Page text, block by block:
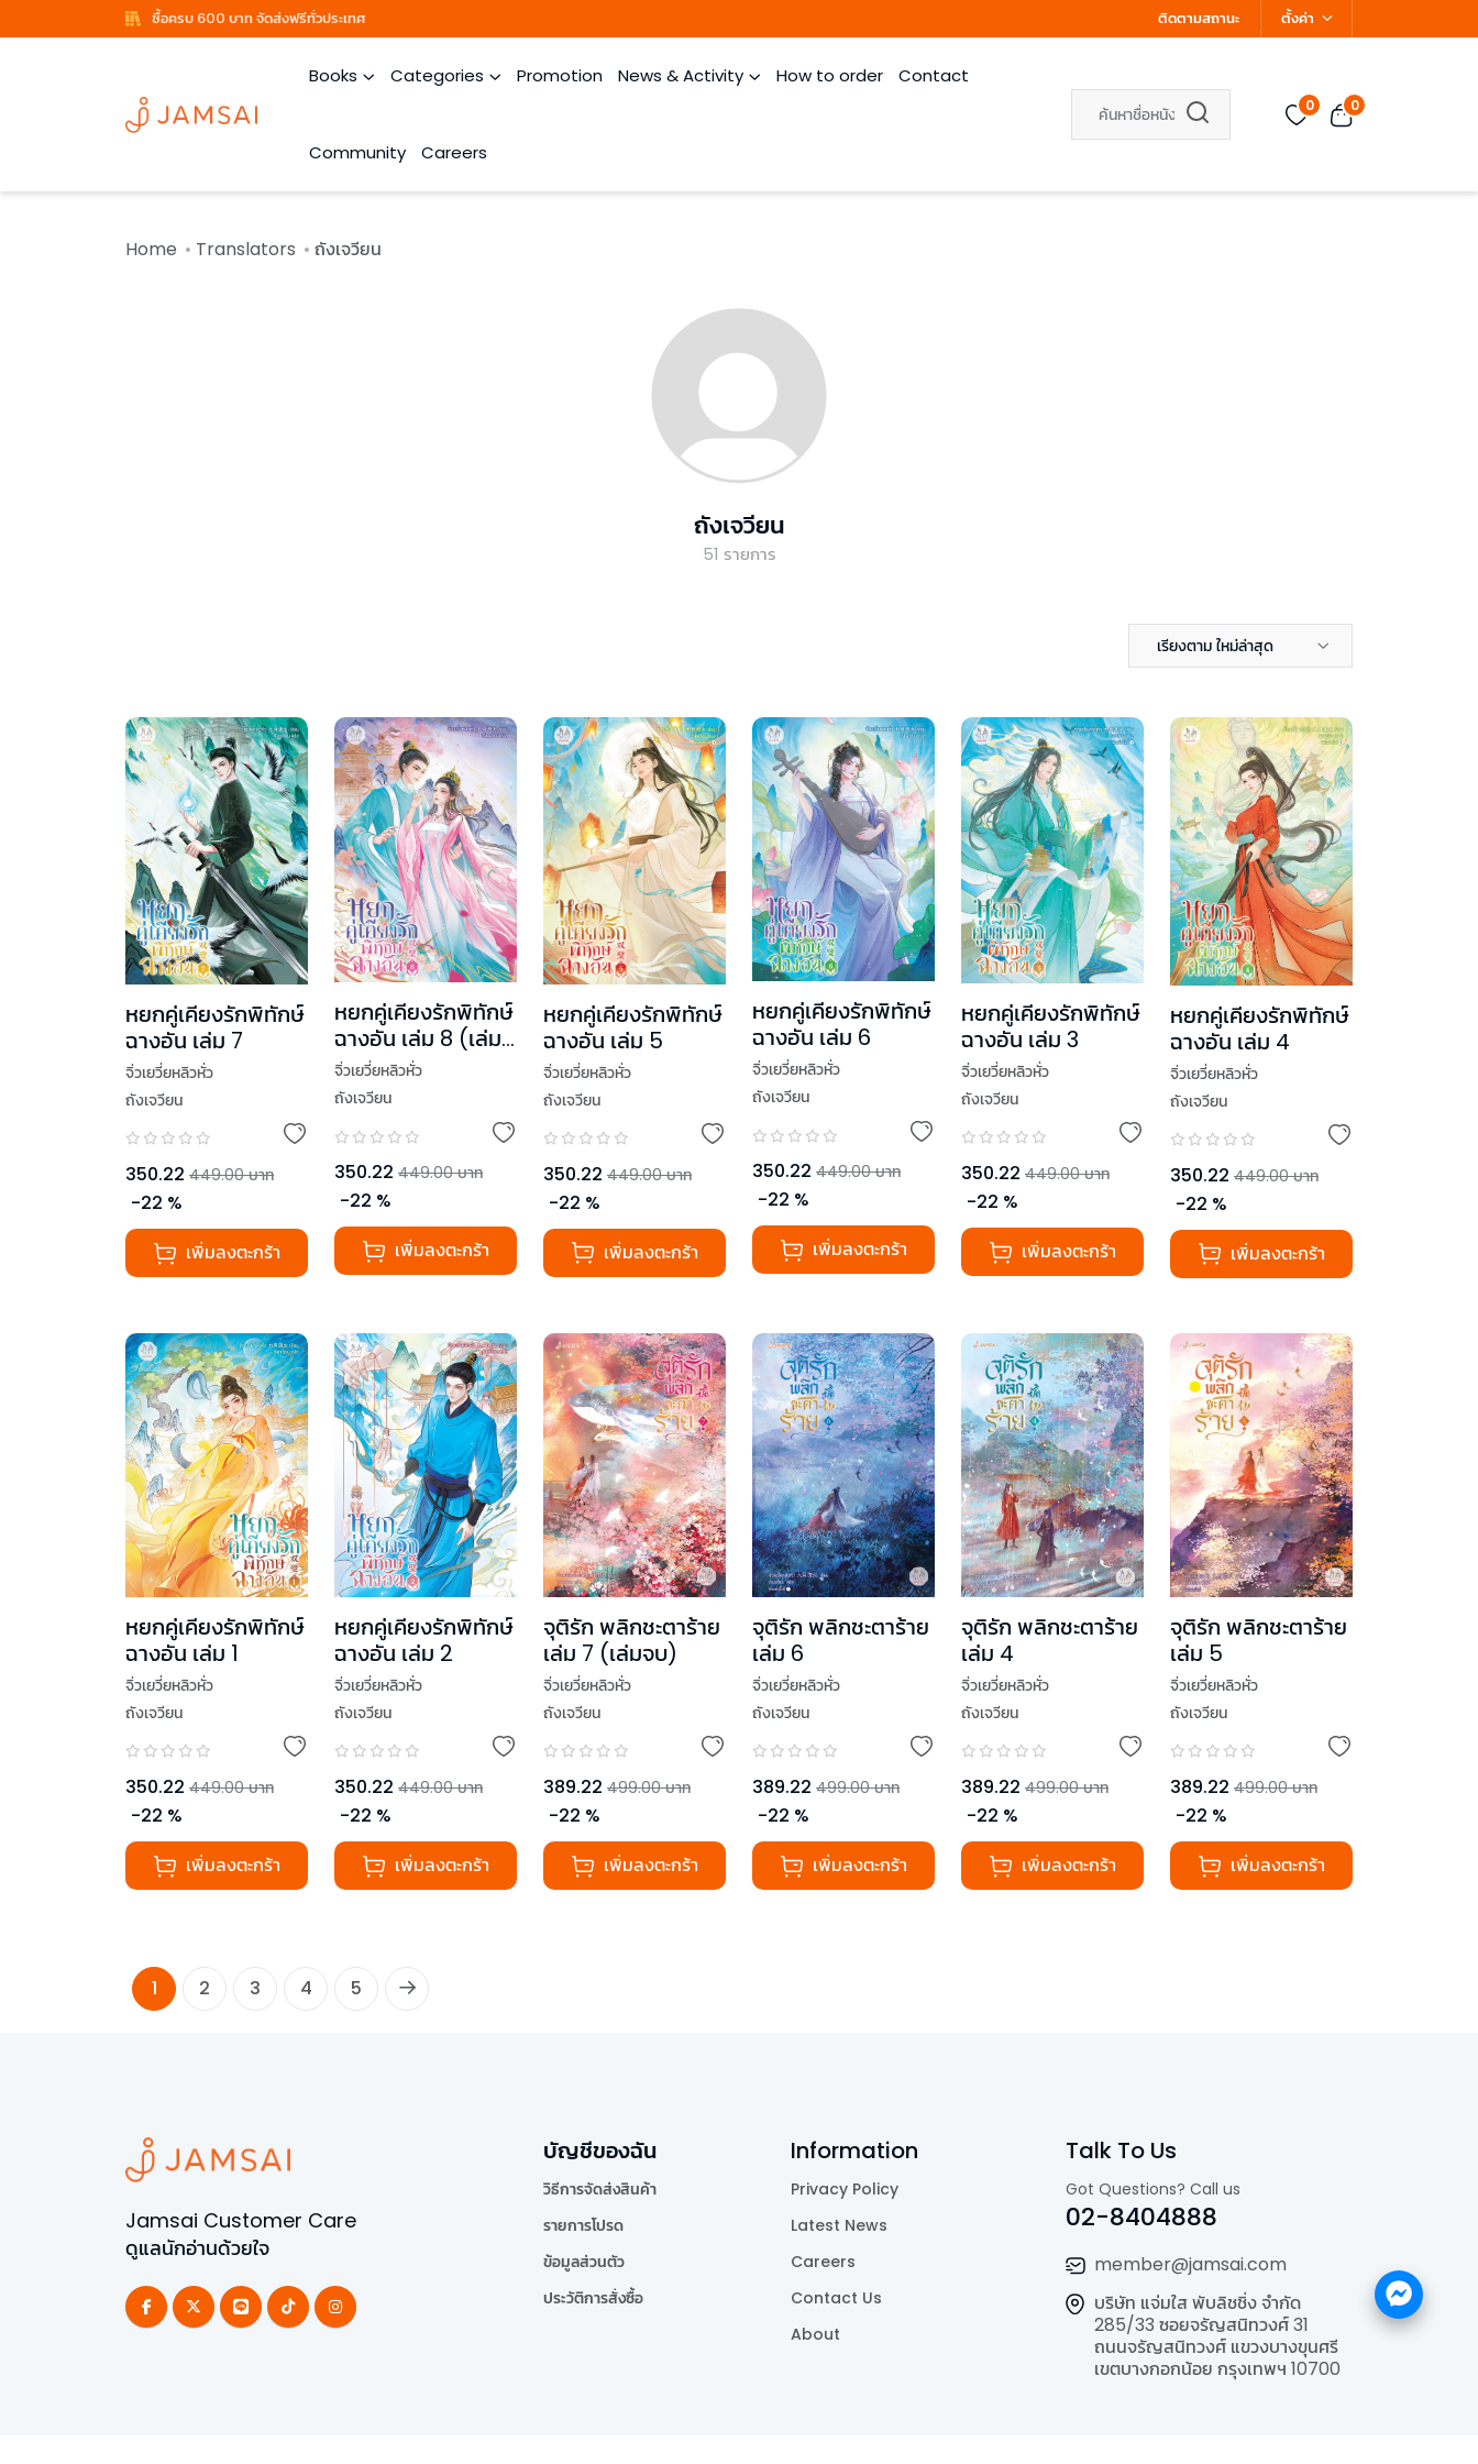
ซื้อครบ 600 บาท จัดส่งฟรีทั่วประเทศ ติดตามสถานะ ตั้งค่า
Books Categories Promotion News & Activity How to order Contact
Community Careers
0 0
Home Translators ถังเจวียน
ถังเจวียน
51 รายการ
เรียงตาม ใหม่ล่าสุด
หยกคู่เคียงรักพิทักษ์
ฉางอัน เล่ม 7
จิ่วเยวี่ยหลิวหั่ว
ถังเจวียน
350.22 449.00 บาท
-22 %
เพิ่มลงตะกร้า
หยกคู่เคียงรักพิทักษ์
ฉางอัน เล่ม 8 (เล่ม
จบ)
จิ่วเยวี่ยหลิวหั่ว
ถังเจวียน
350.22 449.00 บาท
-22 %
เพิ่มลงตะกร้า
หยกคู่เคียงรักพิทักษ์
ฉางอัน เล่ม 5
จิ่วเยวี่ยหลิวหั่ว
ถังเจวียน
350.22 449.00 บาท
-22 %
เพิ่มลงตะกร้า
หยกคู่เคียงรักพิทักษ์
ฉางอัน เล่ม 6
จิ่วเยวี่ยหลิวหั่ว
ถังเจวียน
350.22 449.00 บาท
-22 %
เพิ่มลงตะกร้า
หยกคู่เคียงรักพิทักษ์
ฉางอัน เล่ม 3
จิ่วเยวี่ยหลิวหั่ว
ถังเจวียน
350.22 449.00 บาท
-22 %
เพิ่มลงตะกร้า
หยกคู่เคียงรักพิทักษ์
ฉางอัน เล่ม 4
จิ่วเยวี่ยหลิวหั่ว
ถังเจวียน
350.22 449.00 บาท
-22 %
เพิ่มลงตะกร้า
หยกคู่เคียงรักพิทักษ์
ฉางอัน เล่ม 1
จิ่วเยวี่ยหลิวหั่ว
ถังเจวียน
350.22 449.00 บาท
-22 %
เพิ่มลงตะกร้า
หยกคู่เคียงรักพิทักษ์
ฉางอัน เล่ม 2
จิ่วเยวี่ยหลิวหั่ว
ถังเจวียน
350.22 449.00 บาท
-22 %
เพิ่มลงตะกร้า
จุติรัก พลิกชะตาร้าย
เล่ม 7 (เล่มจบ)
จิ่วเยวี่ยหลิวหั่ว
ถังเจวียน
389.22 499.00 บาท
-22 %
เพิ่มลงตะกร้า
จุติรัก พลิกชะตาร้าย
เล่ม 6
จิ่วเยวี่ยหลิวหั่ว
ถังเจวียน
389.22 499.00 บาท
-22 %
เพิ่มลงตะกร้า
จุติรัก พลิกชะตาร้าย
เล่ม 4
จิ่วเยวี่ยหลิวหั่ว
ถังเจวียน
389.22 499.00 บาท
-22 %
เพิ่มลงตะกร้า
จุติรัก พลิกชะตาร้าย
เล่ม 5
จิ่วเยวี่ยหลิวหั่ว
ถังเจวียน
389.22 499.00 บาท
-22 %
เพิ่มลงตะกร้า
1 2 3 4 5
Jamsai Customer Care
ดูแลนักอ่านด้วยใจ
บัญชีของฉัน
วิธีการจัดส่งสินค้า
รายการโปรด
ข้อมูลส่วนตัว
ประวัติการสั่งซื้อ
Information
Privacy Policy
Latest News
Careers
Contact Us
About
Talk To Us
Got Questions? Call us
02-8404888
member@jamsai.com
บริษัท แจ่มใส พับลิชชิ่ง จำกัด
285/33 ซอยจรัญสนิทวงศ์ 31
ถนนจรัญสนิทวงศ์ แขวงบางขุนศรี
เขตบางกอกน้อย กรุงเทพฯ 10700